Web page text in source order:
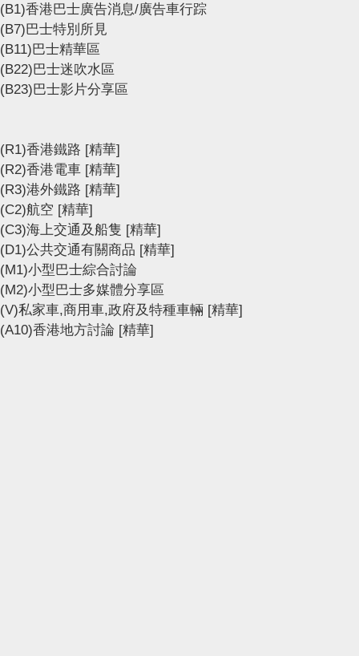
(B1)香港巴士廣告消息/廣告車行踪
(B7)巴士特別所見
(B11)巴士精華區
(B22)巴士迷吹水區
(B23)巴士影片分享區
(R1)香港鐵路 [精華]
(R2)香港電車 [精華]
(R3)港外鐵路 [精華]
(C2)航空 [精華]
(C3)海上交通及船隻 [精華]
(D1)公共交通有關商品 [精華]
(M1)小型巴士綜合討論
(M2)小型巴士多媒體分享區
(V)私家車,商用車,政府及特種車輛 [精華]
(A10)香港地方討論 [精華]